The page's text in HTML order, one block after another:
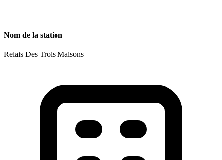
Nom de la station
Relais Des Trois Maisons